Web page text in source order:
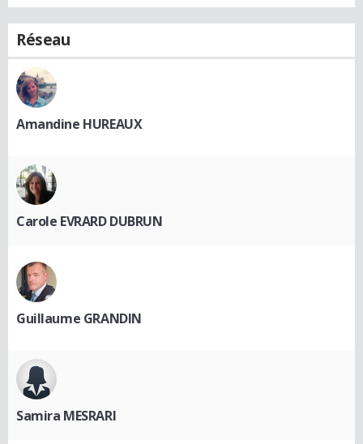
Réseau
Amandine HUREAUX
Carole EVRARD DUBRUN
Guillaume GRANDIN
Samira MESRARI